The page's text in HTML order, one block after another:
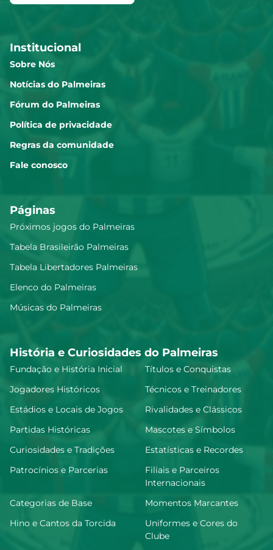
Institucional
Sobre Nós
Notícias do Palmeiras
Fórum do Palmeiras
Política de privacidade
Regras da comunidade
Fale conosco
Páginas
Próximos jogos do Palmeiras
Tabela Brasileirão Palmeiras
Tabela Libertadores Palmeiras
Elenco do Palmeiras
Músicas do Palmeiras
História e Curiosidades do Palmeiras
Fundação e História Inicial
Títulos e Conquistas
Jogadores Históricos
Técnicos e Treinadores
Estádios e Locais de Jogos
Rivalidades e Clássicos
Partidas Históricas
Mascotes e Símbolos
Curiosidades e Tradições
Estatísticas e Recordes
Patrocínios e Parcerias
Filiais e Parceiros
Internacionais
Categorias de Base
Momentos Marcantes
Hino e Cantos da Torcida
Uniformes e Cores do
Clube